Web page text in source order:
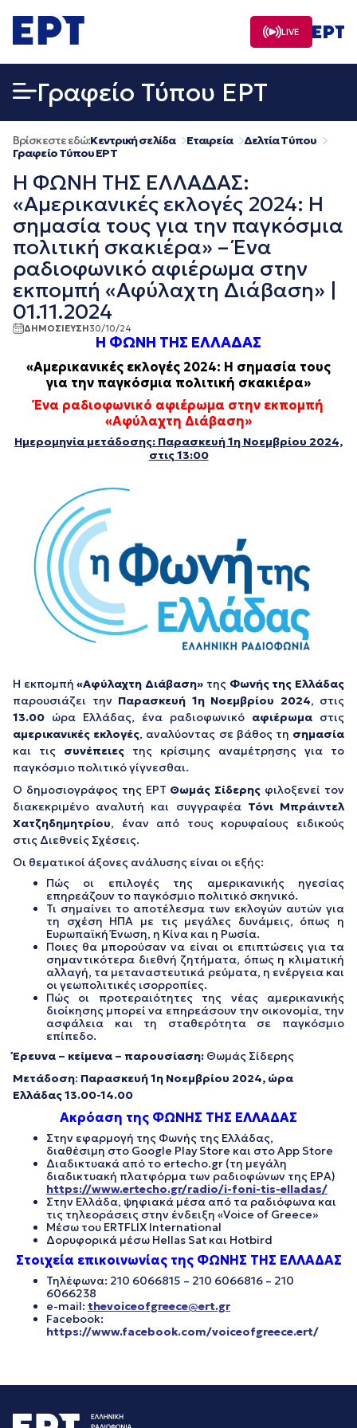
σε
περιεχόμενο
LIVE
Γραφείο Τύπου ΕΡΤ
Βρίσκεστε εδώ:Κεντρική σελίδα Εταιρεία
Δελτία Τύπου
Γραφείο Τύπου ΕΡΤ
Η ΦΩΝΗ ΤΗΣ ΕΛΛΑΔΑΣ:
«Αμερικανικές εκλογές 2024: Η
σημασία τους για την παγκόσμια
πολιτική σκακιέρα» – Ένα
ραδιοφωνικό αφιέρωμα στην
εκπομπή «Αφύλαχτη Διάβαση» |
01.11.2024
ΔΗΜΟΣΙΕΥΣΗ30/10/24
Η ΦΩΝΗ ΤΗΣ ΕΛΛΑΔΑΣ
«Αμερικανικές εκλογές 2024: Η σημασία τους
για την παγκόσμια πολιτική σκακιέρα»
Ένα ραδιοφωνικό αφιέρωμα στην εκπομπή
«Αφύλαχτη Διάβαση»
Ημερομηνία μετάδοσης: Παρασκευή 1η Νοεμβρίου 2024,
στις 13:00
Η εκπομπή«Αφύλαχτη Διάβαση» της Φωνής της Ελλάδας
παρουσιάζει την Παρασκευή 1η Νοεμβρίου 2024, στις
13.00 ώρα Ελλάδας, ένα ραδιοφωνικό αφιέρωμα στις
αμερικανικές εκλογές, αναλύοντας σε βάθος τη σημασία
και τις συνέπειες της κρίσιμης αναμέτρησης για το
παγκόσμιο πολιτικό γίγνεσθαι.
Ο δημοσιογράφος της ΕΡΤ Θωμάς Σίδερης φιλοξενεί τον
διακεκριμένο αναλυτή και συγγραφέα Τόνι Μπράιντελ
Χατζηδημητρίου, έναν από τους κορυφαίους ειδικούς
στις Διεθνείς Σχέσεις.
Οι θεματικοί άξονες ανάλυσης είναι οι εξής:
Πώς οι επιλογές της αμερικανικής ηγεσίας
επηρεάζουν το παγκόσμιο πολιτικό σκηνικό.
Τι σημαίνει το αποτέλεσμα των εκλογών αυτών για
τη σχέση ΗΠΑ με τις μεγάλες δυνάμεις, όπως η
Ευρωπαϊκή Ένωση, η Κίνα και η Ρωσία.
Ποιες θα μπορούσαν να είναι οι επιπτώσεις για τα
σημαντικότερα διεθνή ζητήματα, όπως η κλιματική
αλλαγή, τα μεταναστευτικά ρεύματα, η ενέργεια και
οι γεωπολιτικές ισορροπίες.
Πώς οι προτεραιότητες της νέας αμερικανικής
διοίκησης μπορεί να επηρεάσουν την οικονομία, την
ασφάλεια και τη σταθερότητα σε παγκόσμιο
επίπεδο.
Έρευνα – κείμενα – παρουσίαση: Θωμάς Σίδερης
Μετάδοση: Παρασκευή 1η Νοεμβρίου 2024, ώρα
Ελλάδας 13.00-14.00
Ακρόαση της ΦΩΝΗΣ ΤΗΣ ΕΛΛΑΔΑΣ
Στην εφαρμογή της Φωνής της Ελλάδας,
διαθέσιμη στο Google Play Store και στο App Store
Διαδικτυακά από το ertecho.gr (τη μεγάλη
διαδικτυακή πλατφόρμα των ραδιοφώνων της ΕΡΑ)
https://www.ertecho.gr/radio/i-foni-tis-elladas/
Στην Ελλάδα, ψηφιακά μέσα από τα ραδιόφωνα και
τις τηλεοράσεις στην ένδειξη «Voice of Greece»
Μέσω του ERTFLIX International
Δορυφορικά μέσω Hellas Sat και Hotbird
Στοιχεία επικοινωνίας της ΦΩΝΗΣ ΤΗΣ ΕΛΛΑΔΑΣ
Τηλέφωνα: 210 6066815 – 210 6066816 – 210
6066238
e-mail: thevoiceofgreece@ert.gr
Facebook:
https://www.facebook.com/voiceofgreece.ert/